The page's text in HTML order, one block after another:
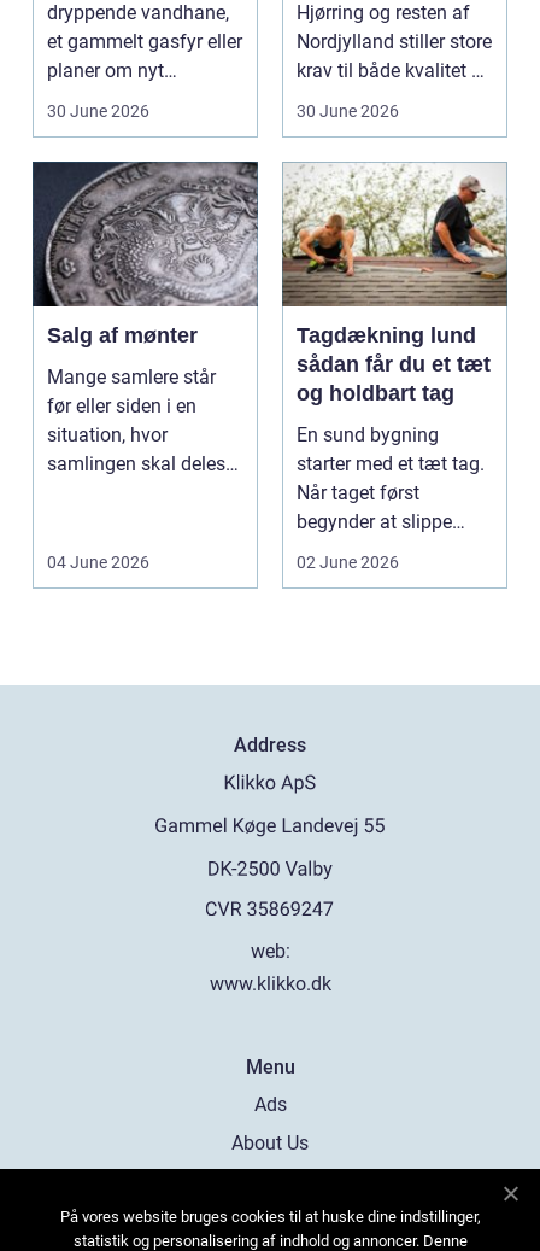
dryppende vandhane,
et gammelt gasfyr eller
planer om nyt
badeværelse, bliver
30 June 2026
Hjørring og resten af
Nordjylland stiller store
krav til både kvalitet og
hol...
30 June 2026
Salg af mønter
Mange samlere står
før eller siden i en
situation, hvor
samlingen skal deles
04 June 2026
Tagdækning lund
sådan får du et tæt
og holdbart tag
En sund bygning
starter med et tæt tag.
Når taget først
begynder at slippe
vand ind, kan skaderne
02 June 2026
Address
web:
www.klikko.dk
Menu
Ads
About Us
Contact
På vores website bruges cookies til at huske dine indstillinger,
statistik og personalisering af indhold og annoncer. Denne